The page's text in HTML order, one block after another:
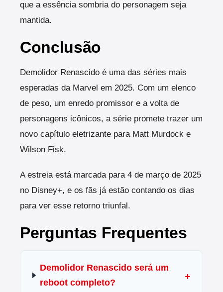
que a essência sombria do personagem seja
mantida.
Conclusão
Demolidor Renascido é uma das séries mais
esperadas da Marvel em 2025. Com um elenco
de peso, um enredo promissor e a volta de
personagens icônicos, a série promete trazer um
novo capítulo eletrizante para Matt Murdock e
Wilson Fisk.
A estreia está marcada para 4 de março de 2025
no Disney+, e os fãs já estão contando os dias
para ver esse retorno triunfal.
Perguntas Frequentes
Demolidor Renascido será um
reboot completo?